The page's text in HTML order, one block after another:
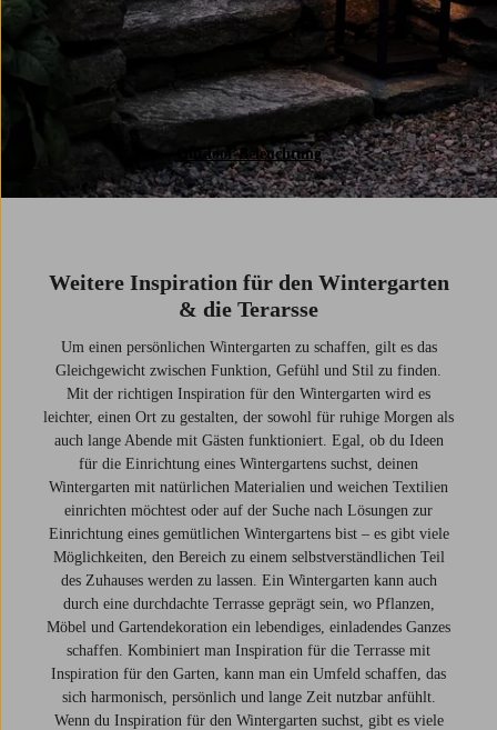
Outdoor-Beleuchtung
Weitere Inspiration für den Wintergarten
& die Terarsse
Um einen persönlichen Wintergarten zu schaffen, gilt es das
Gleichgewicht zwischen Funktion, Gefühl und Stil zu finden.
Mit der richtigen Inspiration für den Wintergarten wird es
leichter, einen Ort zu gestalten, der sowohl für ruhige Morgen als
auch lange Abende mit Gästen funktioniert. Egal, ob du Ideen
für die Einrichtung eines Wintergartens suchst, deinen
Wintergarten mit natürlichen Materialien und weichen Textilien
einrichten möchtest oder auf der Suche nach Lösungen zur
Einrichtung eines gemütlichen Wintergartens bist – es gibt viele
Möglichkeiten, den Bereich zu einem selbstverständlichen Teil
des Zuhauses werden zu lassen. Ein Wintergarten kann auch
durch eine durchdachte Terrasse geprägt sein, wo Pflanzen,
Möbel und Gartendekoration ein lebendiges, einladendes Ganzes
schaffen. Kombiniert man Inspiration für die Terrasse mit
Inspiration für den Garten, kann man ein Umfeld schaffen, das
sich harmonisch, persönlich und lange Zeit nutzbar anfühlt.
Wenn du Inspiration für den Wintergarten suchst, gibt es viele